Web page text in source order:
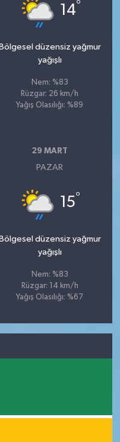
14°
Bölgesel düzensiz yağmur
yağışlı
Nem: %83
Rüzgar: 26 km/h
Yağış Olasılığı: %89
29 MART
PAZAR
15°
Bölgesel düzensiz yağmur
yağışlı
Nem: %83
Rüzgar: 14 km/h
Yağış Olasılığı: %67